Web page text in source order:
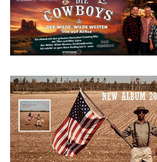
„Choosin‘ Texas“ gehört zu
aller Zeiten
pez veröffentlicht neue
Talks“ – eine Hymne auf
Country Music Hot News – 9.
Morgan Wallen, Dolly Parton
Fokus